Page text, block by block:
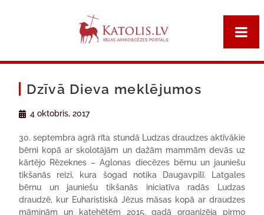
Dzīvā Dieva meklējumos
4 oktobris, 2017
30. septembra agrā rīta stundā Ludzas draudzes aktīvākie
bērni kopā ar skolotājām un dažām mammām devās uz
kārtējo Rēzeknes – Aglonas diecēzes bērnu un jauniešu
tikšanās reizi, kura šogad notika Daugavpilī. Latgales
bērnu un jauniešu tikšanās iniciatīva radās Ludzas
draudzē, kur Euharistiskā Jēzus māsas kopā ar draudzes
māmiņām un katehētēm 2015. gadā organizēja pirmo